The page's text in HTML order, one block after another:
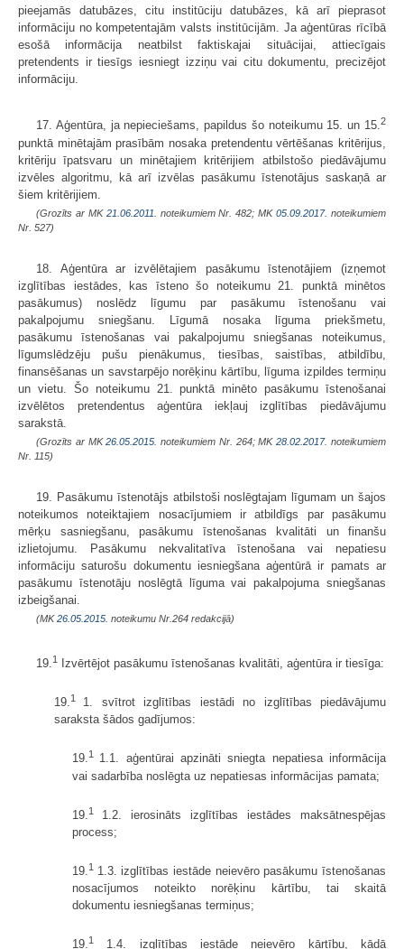
pieejamās datubāzes, citu institūciju datubāzes, kā arī pieprasot
informāciju no kompetentajām valsts institūcijām. Ja aģentūras rīcībā
esošā informācija neatbilst faktiskajai situācijai, attiecīgais
pretendents ir tiesīgs iesniegt izziņu vai citu dokumentu, precizējot
informāciju.
17. Aģentūra, ja nepieciešams, papildus šo noteikumu 15. un 15.2
punktā minētajām prasībām nosaka pretendentu vērtēšanas kritērijus,
kritēriju īpatsvaru un minētajiem kritērijiem atbilstošo piedāvājumu
izvēles algoritmu, kā arī izvēlas pasākumu īstenotājus saskaņā ar
šiem kritērijiem.
(Grozīts ar MK 21.06.2011. noteikumiem Nr. 482; MK05.09.2017. noteikumiem
Nr. 527)
18. Aģentūra ar izvēlētajiem pasākumu īstenotājiem (izņemot
izglītības iestādes, kas īsteno šo noteikumu 21. punktā minētos
pasākumus) noslēdz līgumu par pasākumu īstenošanu vai
pakalpojumu sniegšanu. Līgumā nosaka līguma priekšmetu,
pasākumu īstenošanas vai pakalpojumu sniegšanas noteikumus,
līgumslēdzēju pušu pienākumus, tiesības, saistības, atbildību,
finansēšanas un savstarpējo norēķinu kārtību, līguma izpildes termiņu
un vietu. Šo noteikumu 21. punktā minēto pasākumu īstenošanai
izvēlētos pretendentus aģentūra iekļauj izglītības piedāvājumu
sarakstā.
(Grozīts ar MK26.05.2015. noteikumiem Nr. 264; MK28.02.2017. noteikumiem
Nr. 115)
19. Pasākumu īstenotājs atbilstoši noslēgtajam līgumam un šajos
noteikumos noteiktajiem nosacījumiem ir atbildīgs par pasākumu
mērķu sasniegšanu, pasākumu īstenošanas kvalitāti un finanšu
izlietojumu. Pasākumu nekvalitatīva īstenošana vai nepatiesu
informāciju saturošu dokumentu iesniegšana aģentūrā ir pamats ar
pasākumu īstenotāju noslēgtā līguma vai pakalpojuma sniegšanas
izbeigšanai.
(MK26.05.2015. noteikumu Nr.264 redakcijā)
19.1 Izvērtējot pasākumu īstenošanas kvalitāti, aģentūra ir tiesīga:
19.1 1. svītrot izglītības iestādi no izglītības piedāvājumu
saraksta šādos gadījumos:
19.1 1.1. aģentūrai apzināti sniegta nepatiesa informācija
vai sadarbība noslēgta uz nepatiesas informācijas pamata;
19.1 1.2. ierosināts izglītības iestādes maksātnespējas
process;
19.1 1.3. izglītības iestāde neievēro pasākumu īstenošanas
nosacījumos noteikto norēķinu kārtību, tai skaitā
dokumentu iesniegšanas termiņus;
19.1
1.4. izglītības iestāde neievēro kārtību, kādā